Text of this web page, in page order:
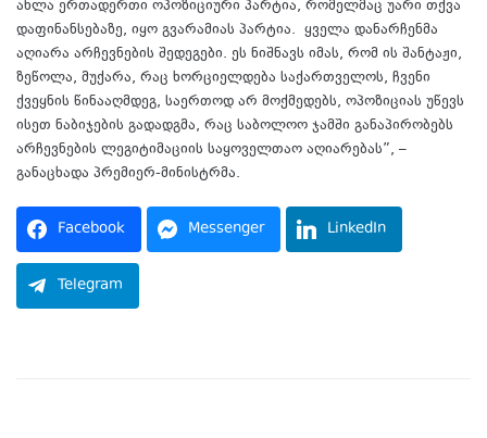
ახლა ერთადერთი ოპოზიციური პარტია, რომელმაც უარი თქვა
დაფინანსებაზე, იყო გვარამიას პარტია. ყველა დანარჩენმა
აღიარა არჩევნების შედეგები. ეს ნიშნავს იმას, რომ ის შანტაჟი,
ზეწოლა, მუქარა, რაც ხორციელდება საქართველოს, ჩვენი
ქვეყნის წინააღმდეგ, საერთოდ არ მოქმედებს, ოპოზიციას უწევს
ისეთ ნაბიჯების გადადგმა, რაც საბოლოო ჯამში განაპირობებს
არჩევნების ლეგიტიმაციის საყოველთაო აღიარებას”, –
განაცხადა პრემიერ-მინისტრმა.
Facebook Messenger LinkedIn
Telegram